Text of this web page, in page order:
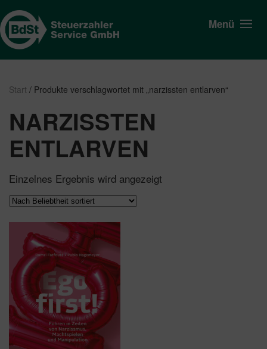
Menü
Start / Produkte verschlagwortet mit „narzissten entlarven“
NARZISSTEN
ENTLARVEN
Einzelnes Ergebnis wird angezeigt